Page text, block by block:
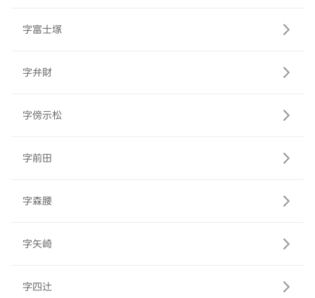
字富士塚
字弁財
字傍示松
字前田
字森腰
字矢崎
字四辻